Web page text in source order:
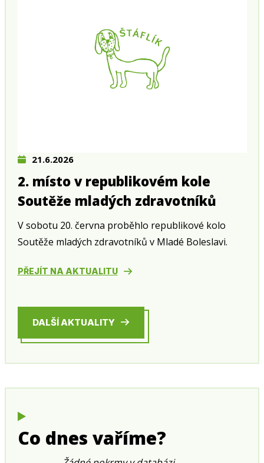
21.6.2026
2. místo v republikovém kole
Soutěže mladých zdravotníků
V sobotu 20. června proběhlo republikové kolo
Soutěže mladých zdravotníků v Mladé Boleslavi.
PŘEJÍT NA AKTUALITU
DALŠÍ AKTUALITY
Co dnes vaříme?